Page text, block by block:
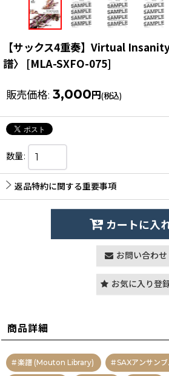
【サックス4重奏】Virtual
譜〉 [MLA-SXFO-075]
販売価格: 3,000 円(税込)
数量:
返品特約に関する重要事項
カートに入
お問い合わせ
お気に入り登
商品詳細
楽譜 (Mouton Library) SAXアンサンブ